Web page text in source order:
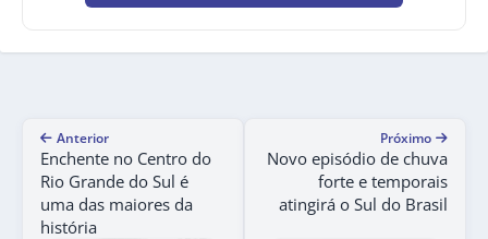
Anterior
Enchente no Centro do
Rio Grande do Sul é
uma das maiores da
história
Próximo
Novo episódio de chuva
forte e temporais
atingirá o Sul do Brasil